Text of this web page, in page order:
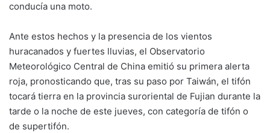
conducía una moto.
Ante estos hechos y la presencia de los vientos
huracanados y fuertes lluvias, el Observatorio
Meteorológico Central de China emitió su primera alerta
roja, pronosticando que, tras su paso por Taiwán, el tifón
tocará tierra en la provincia suroriental de Fujian durante la
tarde o la noche de este jueves, con categoría de tifón o
de supertifón.